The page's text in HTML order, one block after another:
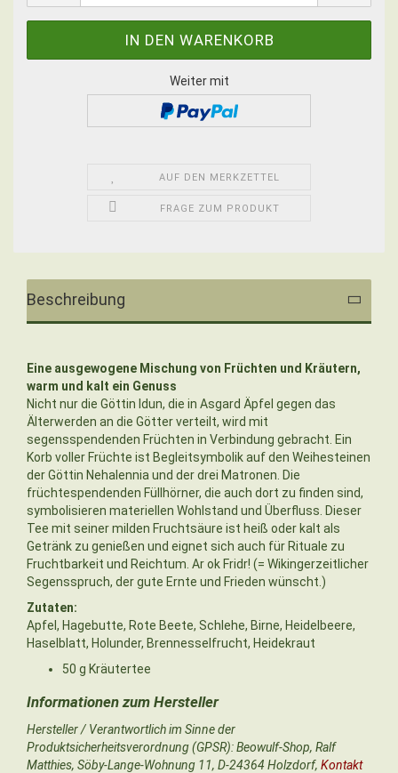
Weiter mit
AUF DEN MERKZETTEL
FRAGE ZUM PRODUKT
Beschreibung
Eine ausgewogene Mischung von Früchten und Kräutern,
warm und kalt ein Genuss
Nicht nur die Göttin Idun, die in Asgard Äpfel gegen das
Älterwerden an die Götter verteilt, wird mit
segensspendenden Früchten in Verbindung gebracht. Ein
Korb voller Früchte ist Begleitsymbolik auf den Weihesteinen
der Göttin Nehalennia und der drei Matronen. Die
früchtespendenden Füllhörner, die auch dort zu finden sind,
symbolisieren materiellen Wohlstand und Überfluss. Dieser
Tee mit seiner milden Fruchtsäure ist heiß oder kalt als
Getränk zu genießen und eignet sich auch für Rituale zu
Fruchtbarkeit und Reichtum. Ar ok Fridr! (= Wikingerzeitlicher
Segensspruch, der gute Ernte und Frieden wünscht.)
Zutaten:
Apfel, Hagebutte, Rote Beete, Schlehe, Birne, Heidelbeere,
Haselblatt, Holunder, Brennesselfrucht, Heidekraut
50 g Kräutertee
Hersteller / Verantwortlich im Sinne der
Produktsicherheitsverordnung (GPSR): Beowulf-Shop, Ralf
Matthies, Söby-Lange-Wohnung 11, D-24364 Holzdorf, Kontakt